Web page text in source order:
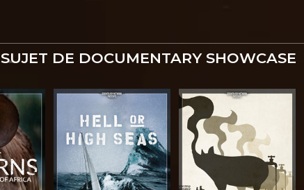
DE DOCUMENTARY SHOWCASE